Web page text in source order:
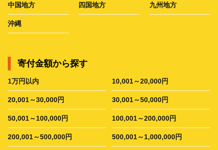
中国地方 四国地方 九州地方
沖縄
寄付金額から探す
1万円以内 10,001～20,000円
20,001～30,000円 30,001～50,000円
50,001～100,000円 100,001～200,000円
200,001～500,000円 500,001～1,000,000円